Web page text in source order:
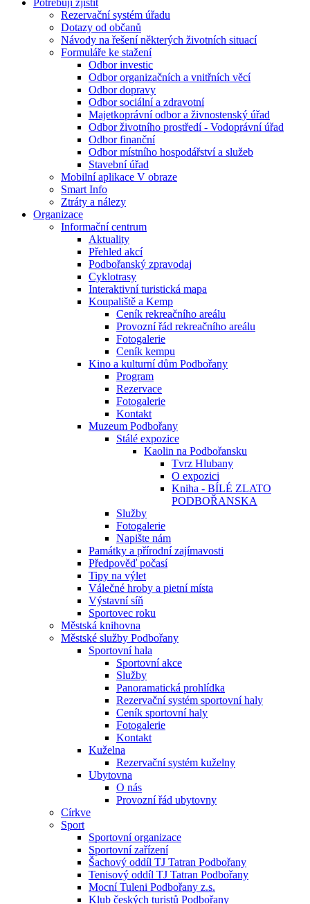
Potřebuji zjistit
Rezervační systém úřadu
Dotazy od občanů
Návody na řešení některých životních situací
Formuláře ke stažení
Odbor investic
Odbor organizačních a vnitřních věcí
Odbor dopravy
Odbor sociální a zdravotní
Majetkoprávní odbor a živnostenský úřad
Odbor životního prostředí - Vodoprávní úřad
Odbor finanční
Odbor místního hospodářství a služeb
Stavební úřad
Mobilní aplikace V obraze
Smart Info
Ztráty a nálezy
Organizace
Informační centrum
Aktuality
Přehled akcí
Podbořanský zpravodaj
Cyklotrasy
Interaktivní turistická mapa
Koupaliště a Kemp
Ceník rekreačního areálu
Provozní řád rekreačního areálu
Fotogalerie
Ceník kempu
Kino a kulturní dům Podbořany
Program
Rezervace
Fotogalerie
Kontakt
Muzeum Podbořany
Stálé expozice
Kaolin na Podbořansku
Tvrz Hlubany
O expozici
Kniha - BÍLÉ ZLATO
PODBOŘANSKA
Služby
Fotogalerie
Napište nám
Památky a přírodní zajímavosti
Předpověď počasí
Tipy na výlet
Válečné hroby a pietní místa
Výstavní síň
Sportovec roku
Městská knihovna
Městské služby Podbořany
Sportovní hala
Sportovní akce
Služby
Panoramatická prohlídka
Rezervační systém sportovní haly
Ceník sportovní haly
Fotogalerie
Kontakt
Kuželna
Rezervační systém kuželny
Ubytovna
O nás
Provozní řád ubytovny
Církve
Sport
Sportovní organizace
Sportovní zařízení
Šachový oddíl TJ Tatran Podbořany
Tenisový oddíl TJ Tatran Podbořany
Mocní Tuleni Podbořany z.s.
Klub českých turistů Podbořany